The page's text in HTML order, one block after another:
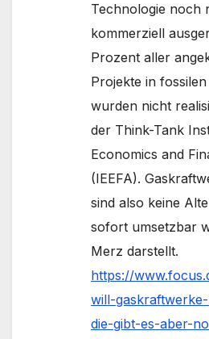
Technologie noch
kommerziell
Prozent aller
Projekte in
wurden nicht
der Think-Tank
Economics and
(IEEFA).
sind also keine
sofort umsetzbar
Merz darstellt.
https://
will-
die-gibt-es-aber-